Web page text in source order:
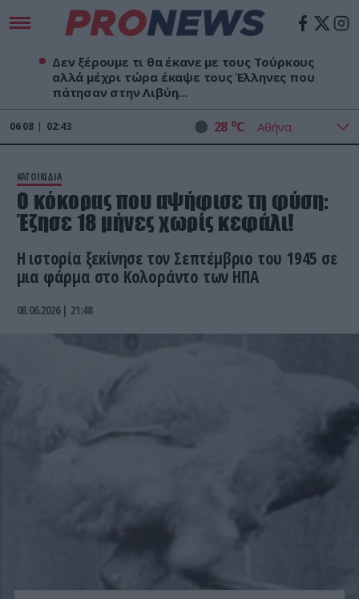
Δεν ξέρουμε τι θα έκανε με τους Τούρκους
αλλά μέχρι τώρα έκαψε τους Έλληνες που
πάτησαν στην Λιβύη...
06 08 02:43 28 oC
ΚΑΤΟΙΚΙΔΙΑ
Ο κόκορας που αψήφισε τη φύση:
Έζησε 18 μήνες χωρίς κεφάλι!
Η ιστορία ξεκίνησε τον Σεπτέμβριο του 1945 σε
μια φάρμα στο Κολοράντο των ΗΠΑ
08.06.2026 | 21:48